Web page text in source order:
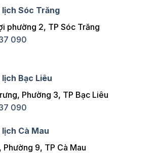
Sóc Trăng
phường 2, TP Sóc Trăng
090
Bạc Liêu
Phường 3, TP Bạc Liêu
090
Cà Mau
Phường 9, TP Cà Mau